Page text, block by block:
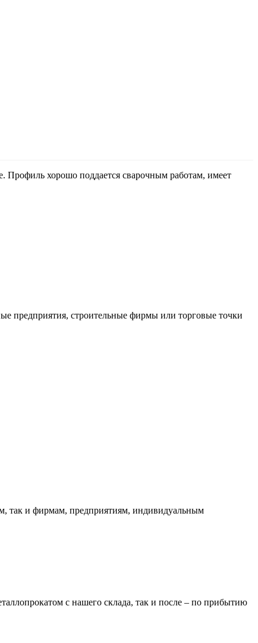
Профиль хорошо поддается сварочным работам, имеет
предприятия, строительные фирмы или торговые точки
так и фирмам, предприятиям, индивидуальным
с нашего склада, так и после – по прибытию